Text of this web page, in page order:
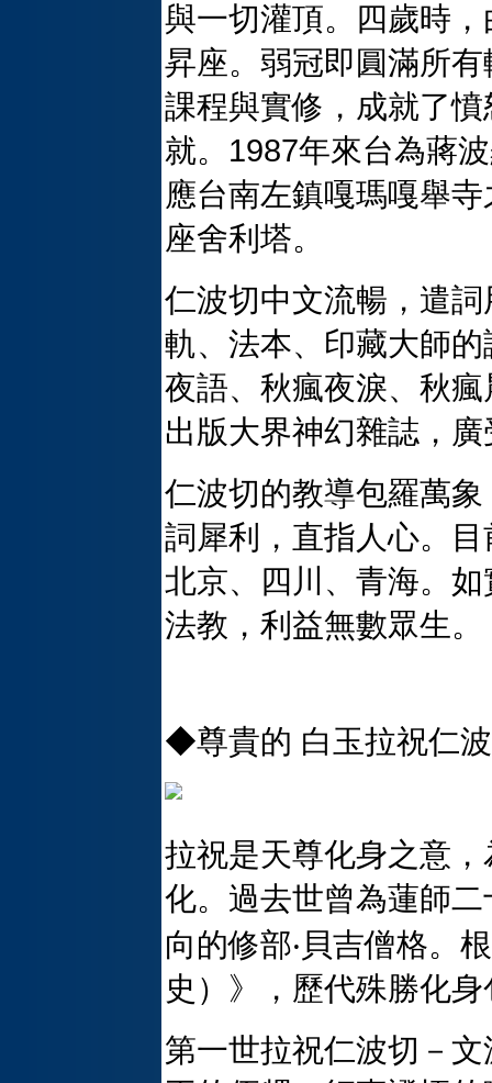
與一切灌頂。四歲時
昇座。弱冠即圓滿所
課程與實修，成就了
就。1987年來台為蔣
應台南左鎮嘎瑪嘎舉
座舍利塔。
仁波切中文流暢，遣
軌、法本、印藏大師
夜語、秋瘋夜淚、秋
出版大界神幻雜誌，
仁波切的教導包羅萬
詞犀利，直指人心。
北京、四川、青海。
法教，利益無數眾生。
◆尊貴的 白玉拉祝仁
拉祝是天尊化身之意
化。過去世曾為蓮師
向的修部‧貝吉僧格。
史）》，歷代殊勝化
第一世拉祝仁波切－